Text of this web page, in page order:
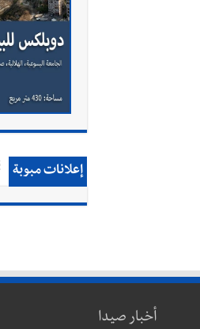
إعلانات مبوبة
أخبار صيدا